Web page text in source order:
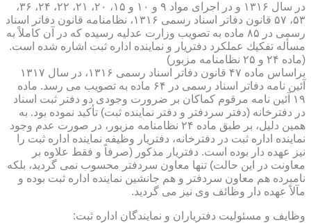
در سال ۱۳۱۶ و در اجرای مواد ۹ و ۱۰ و ۱۵، ۲۰، ۲۱، ۲۲، ۲۴، ۳۶،
۵۳، ۵۷ قانون دفاتر اسناد رسمی ۱۳۱۶، نظامنامه قانون دفاتر اسناد
رسمی در ۸۵ ماده به تصویب وزارت عدلیه رسیده كه در آن كاملاً به
مسأله تفكیك عملكرد دفتریار و نماینده اداره ثبت اشاره شده است.
(ماده ۲۴ و ۲۵ نظامنامه مزبور)
براساس ماده ۴۷ قانون دفاتر اسناد رسمی ۱۳۱۶، در سال ۱۳۱۷
آئین نامه دفاتر اسناد رسمی در ۶۴ ماده به تصویب می رسد. ماده
۱۹ آئین نامه مرقوم كماكان بر ضرورت وجودی دو دفتر ثبت اسناد
در دفترخانه (دفتر سردفتر و دفتر نماینده ثبت) تأكید نموده بود. به
همین دلیل، بر طبق ماده ۲۴ نظامنامه مزبور، در صورت عدم وجود
نماینده اداره ثبت در دفترخانه، دفتریار وظیفه نماینده اداره ثبت را
نیز عهده دار بوده است. دفتریار مذكور (صرفاً و فقط علاوه بر
معاونت در این حالت) تنها معاون سردفتر محسوب نمی گردید، بلكه
نامبرده هم معاون سردفتر و هم جانشین نماینده اداره ثبت بوده و
مآلاً عهده دار وظائف وی نیز می گردید.
وظایف و مسئولیت دفتریاران و نمایندگان اداره ثبت: